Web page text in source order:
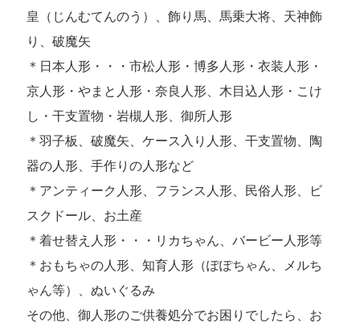
皇（じんむてんのう）、飾り馬、馬乗大将、天神飾
り、破魔矢
＊日本人形・・・市松人形・博多人形・衣装人形・
京人形・やまと人形・奈良人形、木目込人形・こけ
し・干支置物・岩槻人形、御所人形
＊羽子板、破魔矢、ケース入り人形、干支置物、陶
器の人形、手作りの人形など
＊アンティーク人形、フランス人形、民俗人形、ビ
スクドール、お土産
＊着せ替え人形・・・リカちゃん、バービー人形等
＊おもちゃの人形、知育人形（ぽぽちゃん、メルち
ゃん等）、ぬいぐるみ
その他、御人形のご供養処分でお困りでしたら、お